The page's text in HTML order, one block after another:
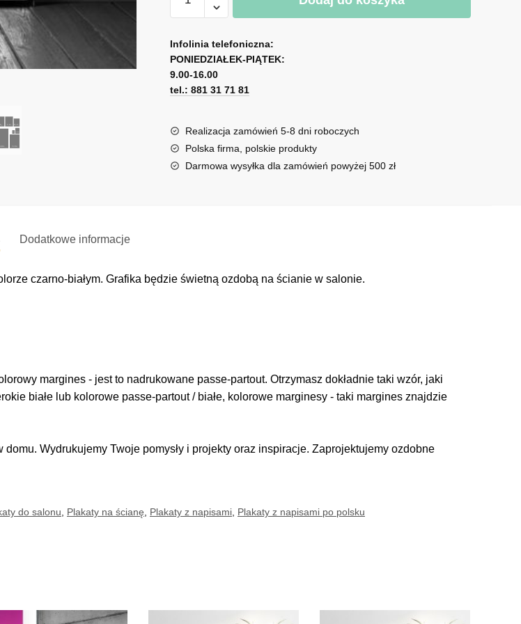
Plakat
życiową
sentencją
l
t
e
r
a
t
i
Infolinia telefoniczna:
PONIEDZIAŁEK-PIĄTEK:
9.00-16.00
tel.: 881 31 71 81
Realizacja zamówień 5-8 dni roboczych
Polska firma, polskie produkty
Darmowa wysyłka dla zamówień powyżej 500 zł
Dodatkowe informacje
czarno-białym. Grafika będzie świetną ozdobą na ścianie w salonie.
margines - jest to nadrukowane passe-partout. Otrzymasz dokładnie taki wzór, jaki
białe lub kolorowe passe-partout / białe, kolorowe marginesy - taki margines znajdzie
Wydrukujemy Twoje pomysły i projekty oraz inspiracje. Zaprojektujemy ozdobne
do salonu, Plakaty na ścianę, Plakaty z napisami, Plakaty z napisami po polsku